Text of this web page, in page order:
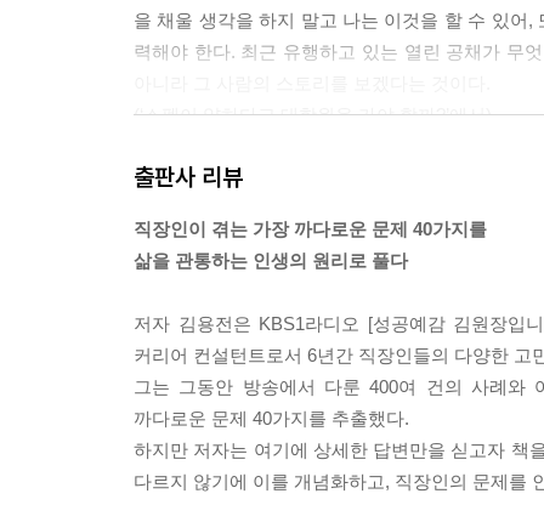
13 개인과 조직
〔출근길의 철학〕 대를 위해서 소를 희생시켜야
〔출근길의 철학〕 성공에 유리한 특정 보직이 있
〔퇴근길의 명상〕 난은 어디에 있어도 난이다
〔출근길의 철학〕 꾀로 과오를 모면하는 게 좋은
〔퇴근길의 명상〕 결국 정직이 최선이다
4부 : 섞일 것인가, 구별될 것인가?
16 호감과 증오
을 채울 생각을 하지 말고 나는 이것을 할 수 있어,
력해야 한다. 최근 유행하고 있는 열린 공채가 무
(‘스펙이 약하다고 대학원을 가야 할까?’에서)
직장 생활이 즐겁지 않은가? 누군가 싫은 사람이
두려워하지 말고 공통점을 찾아보자. 반드시 있다
서로 위해주지 않을까? 공통점이 없는 게 아니라
세상에는 다섯 부류의 일꾼이 있다.
첫째는 문제를 볼 줄 모르는 사람, 둘째는 문제를
는 사람, 넷째는 주위에 대한 배려나 대안 없이 문
해결책까지 제시하는 사람이다.
우리가 가장 경계해야 할 것은 문제를 틀리게 보
출판사 리뷰
직장인이 겪는 가장 까다로운 문제 40가지를
삶을 관통하는 인생의 원리로 풀다
저자 김용전은 KBS1라디오 [성공예감 김원장입
커리어 컨설턴트로서 6년간 직장인들의 다양한
그는 그동안 방송에서 다룬 400여 건의 사례와
까다로운 문제 40가지를 추출했다.
하지만 저자는 여기에 상세한 답변만을 싣고자 책
다르지 않기에 이를 개념화하고, 직장인의 문제를